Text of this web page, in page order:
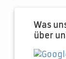
Was
über